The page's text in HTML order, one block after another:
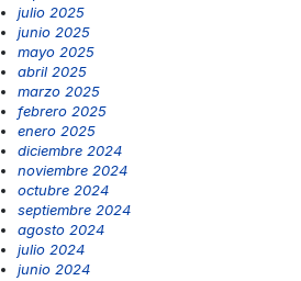
julio 2025
junio 2025
mayo 2025
abril 2025
marzo 2025
febrero 2025
enero 2025
diciembre 2024
noviembre 2024
octubre 2024
septiembre 2024
agosto 2024
julio 2024
junio 2024